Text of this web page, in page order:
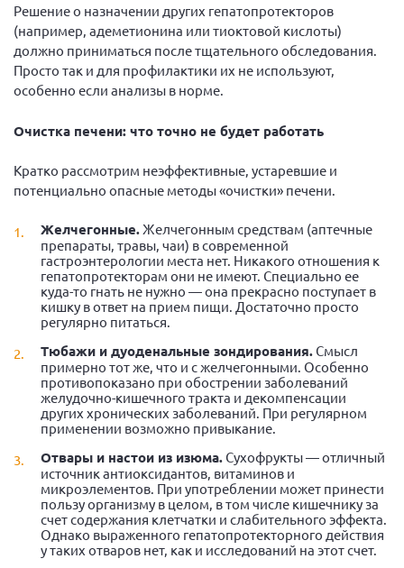
Решение о назначении других гепатопротекторов
(например, адеметионина или тиоктовой кислоты)
должно приниматься после тщательного обследования.
Просто так и для профилактики их не используют,
особенно если анализы в норме.
Очистка печени: что точно не будет работать
Кратко рассмотрим неэффективные, устаревшие и
потенциально опасные методы «очистки» печени.
Желчегонные.Желчегонным средствам (аптечные
препараты, травы, чаи) в современной
гастроэнтерологии места нет. Никакого отношения к
гепатопротекторам они не имеют. Специально ее
куда-то гнать не нужно — она прекрасно поступает в
кишку в ответ на прием пищи. Достаточно просто
регулярно питаться.
Тюбажи и дуоденальные зондирования. Смысл
примерно тот же, что и с желчегонными. Особенно
противопоказано при обострении заболеваний
желудочно-кишечного тракта и декомпенсации
других хронических заболеваний. При регулярном
применении возможно привыкание.
Отвары и настои из изюма. Сухофрукты — отличный
источник антиоксидантов, витаминов и
микроэлементов. При употреблении может принести
пользу организму в целом, в том числе кишечнику за
счет содержания клетчатки и слабительного эффекта.
Однако выраженного гепатопротекторного действия
у таких отваров нет, как и исследований на этот счет.